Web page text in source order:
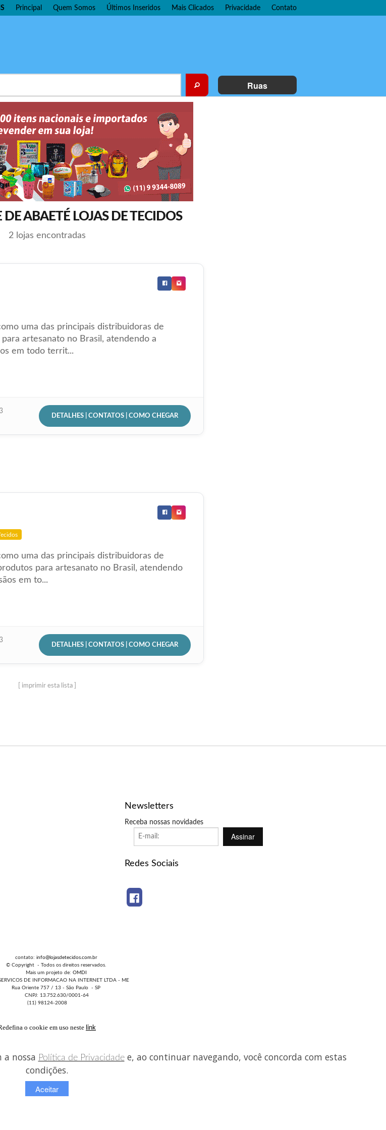
Principal Quem Somos Últimos Inseridos Mais Clicados Privacidade Contato
Ruas
DE ABAETÉ LOJAS DE TECIDOS
2 lojas encontradas
uma das principais distribuidoras de
artesanato no Brasil, atendendo a
em todo territ...
DETALHES | CONTATOS | COMO CHEGAR
uma das principais distribuidoras de
para artesanato no Brasil, atendendo
em to...
DETALHES | CONTATOS | COMO CHEGAR
[ imprimir esta lista ]
Newsletters
Receba nossas novidades
Assinar
Redes Sociais
info@lojasdetecidos.com.br
- Todos os direitos reservados.
Mais um projeto de: OMDI
DE INFORMACAO NA INTERNET LTDA - ME
Oriente 757 / 13 - São Paulo - SP
CNPJ: 13.752.630/0001-64
(11) 98124-2008
o cookie em uso neste link
a nossa Política de Privacidadee, ao continuar navegando, você concorda com estas
condições.
Aceitar